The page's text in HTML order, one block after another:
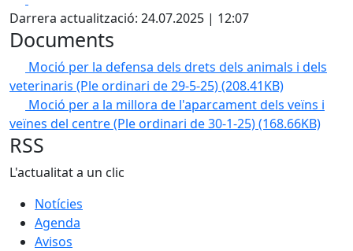
Darrera actualització: 24.07.2025 | 12:07
Documents
Moció per la defensa dels drets dels animals i dels
veterinaris (Ple ordinari de 29-5-25)(208.41KB)
Moció per a la millora de l'aparcament dels veïns i
veïnes del centre (Ple ordinari de 30-1-25)(168.66KB)
RSS
L'actualitat a un clic
Notícies
Agenda
Avisos